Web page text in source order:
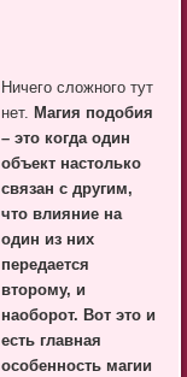
Ничего сложного тут
нет. Магия подобия
– это когда один
объект настолько
связан с другим,
что влияние на
один из них
передается
второму, и
наоборот. Вот это и
есть главная
особенность магии